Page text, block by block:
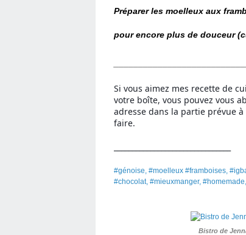
Préparer les moelleux aux
pour encore plus de douceur
Si vous aimez mes recette de
votre boîte, vous pouvez vous
adresse dans la partie prévue
faire.
#génoise, #moelleux #framboises,
#chocolat, #mieuxmanger, #homemade,
Bistro de